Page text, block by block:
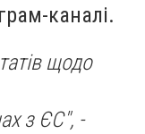
каналі.
щодо
з ЄС", -